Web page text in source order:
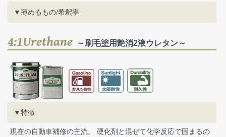
▼薄めるもの/希釈率
4:1Urethane ～刷毛塗用艶消2液ウレタン～
▼特徴
現在の自動車補修の主流。 硬化剤と混ぜて化学反応で固まるの